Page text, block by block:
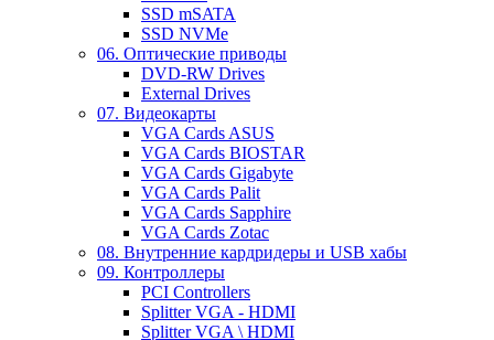
SSD mSATA
SSD NVMe
06. Оптические приводы
DVD-RW Drives
External Drives
07. Видеокарты
VGA Cards ASUS
VGA Cards BIOSTAR
VGA Cards Gigabyte
VGA Cards Palit
VGA Cards Sapphire
VGA Cards Zotac
08. Внутренние кардридеры и USB хабы
09. Контроллеры
PCI Controllers
Splitter VGA - HDMI
Splitter VGA \ HDMI